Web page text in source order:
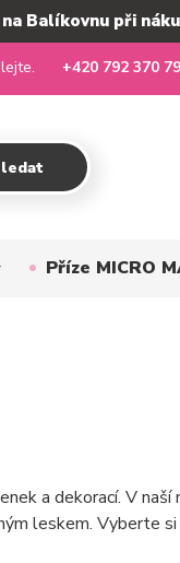
Balíkovnu při
+420 792 370
Příze MICRO
a dekorací. V naší
leskem. Vyberte